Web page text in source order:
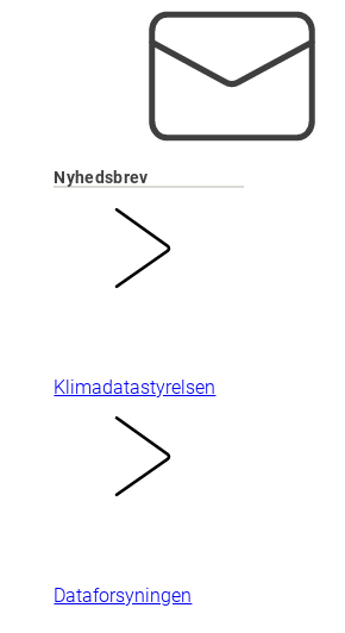
Nyhedsbrev
Klimadatastyrelsen
Dataforsyningen